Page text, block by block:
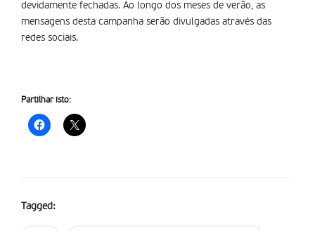
devidamente fechadas. Ao longo dos meses de verão, as
mensagens desta campanha serão divulgadas através das
redes sociais.
Partilhar isto:
Tagged: